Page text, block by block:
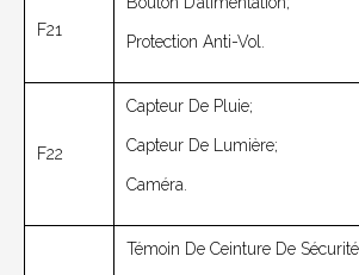
F21
Protection Anti-Vol.
F22
Capteur De Pluie;
Capteur De Lumière;
Caméra.
Témoin De Ceinture De